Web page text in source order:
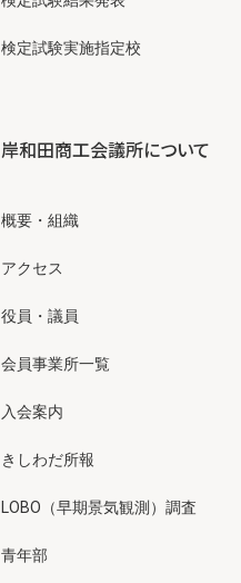
検定試験実施指定校
岸和田商工会議所について
概要・組織
アクセス
役員・議員
会員事業所一覧
入会案内
きしわだ所報
LOBO（早期景気観測）調査
青年部